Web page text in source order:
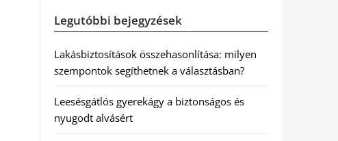
Legutóbbi bejegyzések
Lakásbiztosítások összehasonlítása: milyen
szempontok segíthetnek a választásban?
Leesésgátlós gyerekágy a biztonságos és
nyugodt alvásért